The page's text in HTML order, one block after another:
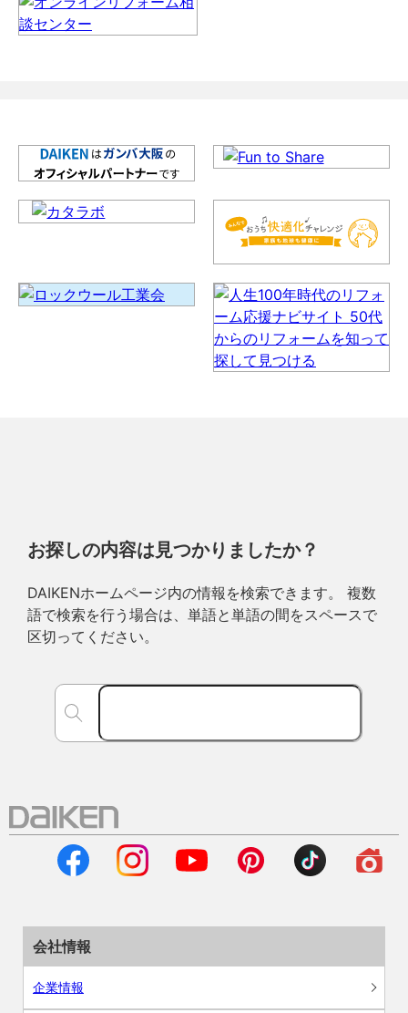
お探しの内容は見つかりましたか？
DAIKENホームページ内の情報を検索できます。 複数
語で検索を行う場合は、単語と単語の間をスペースで
区切ってください。
会社情報
企業情報